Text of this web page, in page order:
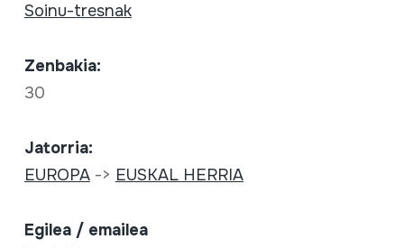
Soinu-tresnak
Zenbakia:
30
Jatorria:
EUROPA-> EUSKAL HERRIA
Egilea / emailea